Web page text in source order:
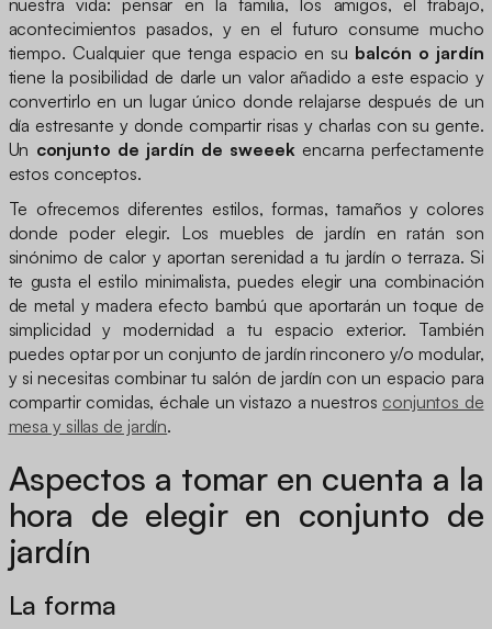
acontecimientos pasados, y en el futuro consume mucho
tiempo. Cualquier que tenga espacio en su balcón o jardín
tiene la posibilidad de darle un valor añadido a este espacio y
convertirlo en un lugar único donde relajarse después de un
día estresante y donde compartir risas y charlas con su gente.
Un conjunto de jardín de sweeek encarna perfectamente
estos conceptos.
Te ofrecemos diferentes estilos, formas, tamaños y colores
donde poder elegir. Los muebles de jardín en ratán son
sinónimo de calor y aportan serenidad a tu jardín o terraza. Si
te gusta el estilo minimalista, puedes elegir una combinación
de metal y madera efecto bambú que aportarán un toque de
simplicidad y modernidad a tu espacio exterior. También
puedes optar por un conjunto de jardín rinconero y/o modular,
y si necesitas combinar tu salón de jardín con un espacio para
compartir comidas, échale un vistazo a nuestros conjuntos de
mesa y sillas de jardín.
Aspectos a tomar en cuenta a la
hora de elegir en conjunto de
jardín
La forma